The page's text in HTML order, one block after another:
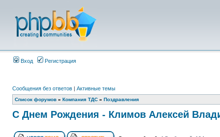
Вход Регистрация
Сообщения без ответов | Активные темы
Список форумов » Компания ТДС » Поздравления
С Днем Рождения - Климов Алексей